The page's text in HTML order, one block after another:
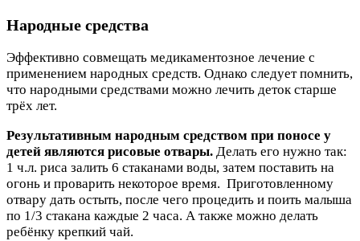
Народные средства
Эффективно совмещать медикаментозное лечение с
применением народных средств. Однако следует помнить,
что народными средствами можно лечить деток старше
трёх лет.
Результативным народным средством при поносе у
детей являются рисовые отвары. Делать его нужно так:
1 ч.л. риса залить 6 стаканами воды, затем поставить на
огонь и проварить некоторое время. Приготовленному
отвару дать остыть, после чего процедить и поить малыша
по 1/3 стакана каждые 2 часа. А также можно делать
ребёнку крепкий чай.